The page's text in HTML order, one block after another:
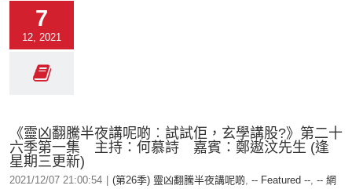
7
12, 2021
《靈凶翻騰半夜講呢啲︰試試佢，玄學講股?》第二十
六季第一集 主持：何慕詩 嘉賓：鄭遨汶先生 (逢
星期三更新)
2021/12/07 21:00:54 (第26季) 靈凶翻騰半夜講呢啲, -- Featured --, -- 網